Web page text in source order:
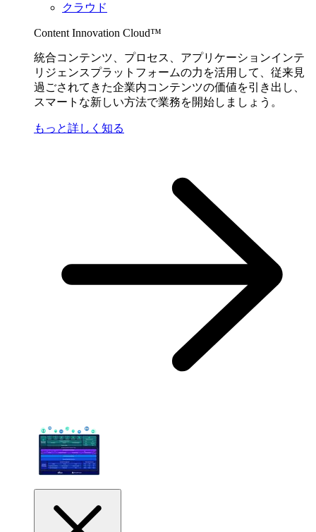
クラウド
Content Innovation Cloud™
統合コンテンツ、プロセス、アプリケーションインテ
リジェンスプラットフォームの力を活用して、従来見
過ごされてきた企業内コンテンツの価値を引き出し、
スマートな新しい方法で業務を開始しましょう。
もっと詳しく知る